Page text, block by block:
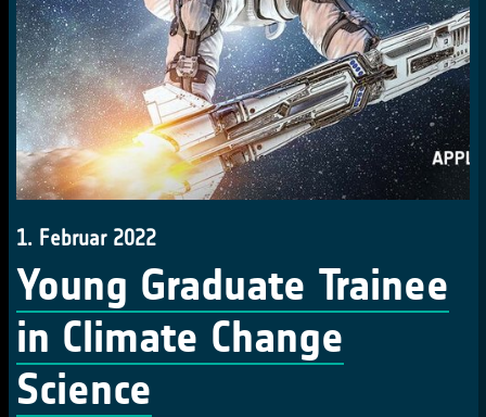
1. Februar 2022
Young Graduate Trainee
in Climate Change
Science